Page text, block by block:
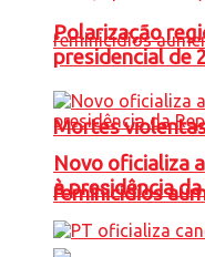
Mortes
feminicídios
Polarização
presidencial de
Novo oficializa
à presidência